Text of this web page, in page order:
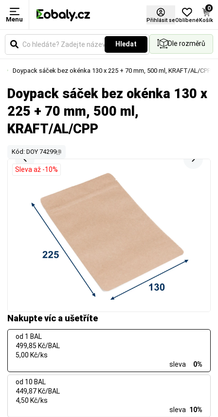
Menu Přihlásit seOblíbené
0
Košík
Hledat Dle rozměrů
Doypack sáček bez okénka 130 x 225 + 70 mm, 500 ml, KRAFT/AL/CPP
Doypack sáček bez okénka 130 x
225 + 70 mm, 500 ml,
KRAFT/AL/CPP
Kód: DOY 74299
Nakupte víc a ušetříte
od 1 BAL
499,85 Kč/BAL
5,00 Kč/ks
sleva
0%
od 10 BAL
449,87 Kč/BAL
4,50 Kč/ks
sleva 10%
Sleva až -10%